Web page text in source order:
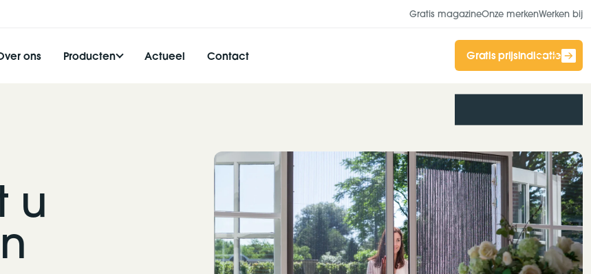
Gratis magazineOnze merkenWerken bij
ons Producten Actueel Contact Gratis prijsindicatie
u